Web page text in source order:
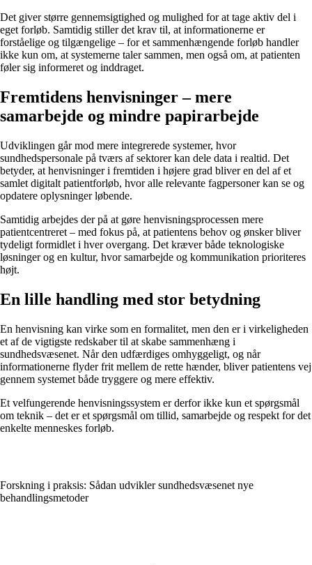
Det giver større gennemsigtighed og mulighed for at tage aktiv del i
eget forløb. Samtidig stiller det krav til, at informationerne er
forståelige og tilgængelige – for et sammenhængende forløb handler
ikke kun om, at systemerne taler sammen, men også om, at patienten
føler sig informeret og inddraget.
Fremtidens henvisninger – mere
samarbejde og mindre papirarbejde
Udviklingen går mod mere integrerede systemer, hvor
sundhedspersonale på tværs af sektorer kan dele data i realtid. Det
betyder, at henvisninger i fremtiden i højere grad bliver en del af et
samlet digitalt patientforløb, hvor alle relevante fagpersoner kan se og
opdatere oplysninger løbende.
Samtidig arbejdes der på at gøre henvisningsprocessen mere
patientcentreret – med fokus på, at patientens behov og ønsker bliver
tydeligt formidlet i hver overgang. Det kræver både teknologiske
løsninger og en kultur, hvor samarbejde og kommunikation prioriteres
højt.
En lille handling med stor betydning
En henvisning kan virke som en formalitet, men den er i virkeligheden
et af de vigtigste redskaber til at skabe sammenhæng i
sundhedsvæsenet. Når den udfærdiges omhyggeligt, og når
informationerne flyder frit mellem de rette hænder, bliver patientens vej
gennem systemet både tryggere og mere effektiv.
Et velfungerende henvisningssystem er derfor ikke kun et spørgsmål
om teknik – det er et spørgsmål om tillid, samarbejde og respekt for det
enkelte menneskes forløb.
Forskning i praksis: Sådan udvikler sundhedsvæsenet nye
behandlingsmetoder